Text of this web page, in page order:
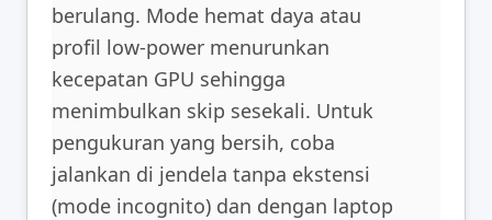
berulang. Mode hemat daya atau
profil low-power menurunkan
kecepatan GPU sehingga
menimbulkan skip sesekali. Untuk
pengukuran yang bersih, coba
jalankan di jendela tanpa ekstensi
(mode incognito) dan dengan laptop